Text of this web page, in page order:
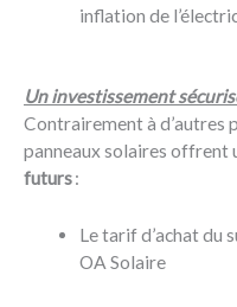
inflation de
Un investissement
Contrairement à d’autres
panneaux solaires offrent
futurs:
Le tarif d’achat du
OA Solaire